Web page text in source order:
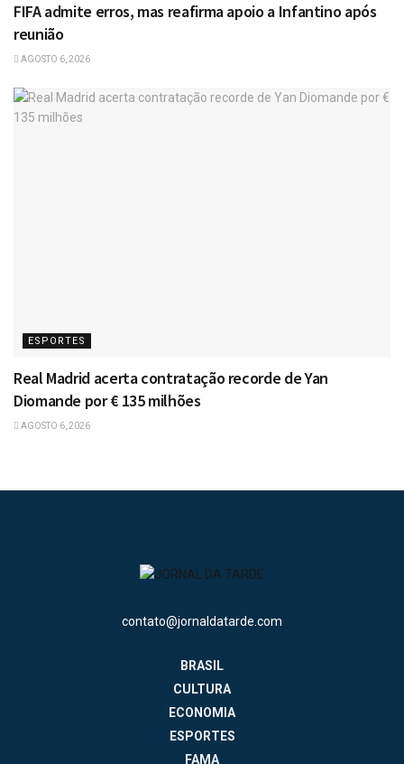
FIFA admite erros, mas reafirma apoio a Infantino após
reunião
AGOSTO 6, 2026
ESPORTES
Real Madrid acerta contratação recorde de Yan
Diomande por € 135 milhões
AGOSTO 6, 2026
contato@jornaldatarde.com
BRASIL
CULTURA
ECONOMIA
ESPORTES
FAMA